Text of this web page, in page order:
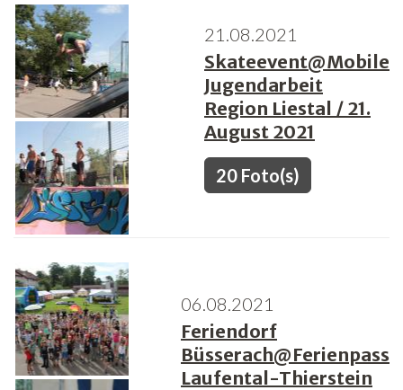
21.08.2021
Skateevent@Mobile
Jugendarbeit
Region Liestal / 21.
August 2021
20 Foto(s)
06.08.2021
Feriendorf
Büsserach@Ferienpass
Laufental-Thierstein